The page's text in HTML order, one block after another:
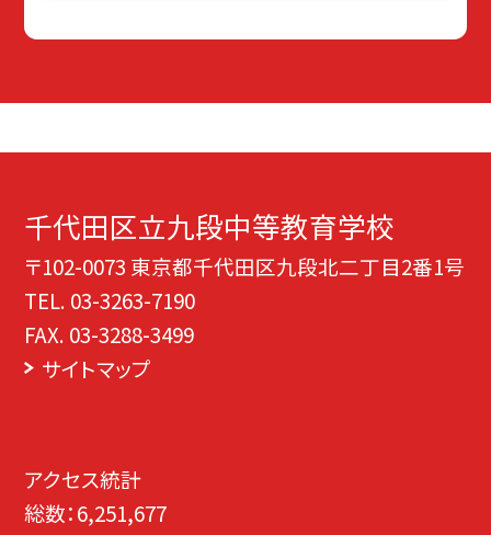
千代田区立九段中等教育学校
〒102-0073 東京都千代田区九段北二丁目2番1号
TEL. 03-3263-7190
FAX. 03-3288-3499
サイトマップ
アクセス統計
総数：6,251,677